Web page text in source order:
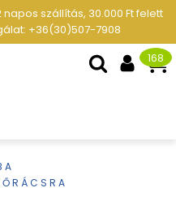
szállítás, 30.000 Ft felett
+36(30)507-7908
168